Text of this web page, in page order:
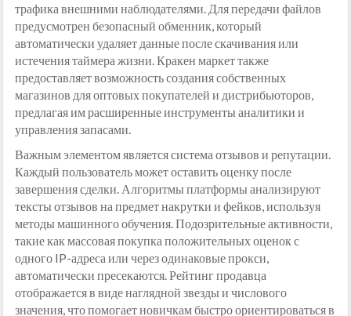
трафика внешними наблюдателями. Для передачи файлов
предусмотрен безопасный обменник, который
автоматически удаляет данные после скачивания или
истечения таймера жизни. Кракен маркет также
предоставляет возможность создания собственных
магазинов для оптовых покупателей и дистрибьюторов,
предлагая им расширенные инструменты аналитики и
управления запасами.
Важным элементом является система отзывов и репутации.
Каждый пользователь может оставить оценку после
завершения сделки. Алгоритмы платформы анализируют
тексты отзывов на предмет накрутки и фейков, используя
методы машинного обучения. Подозрительные активности,
такие как массовая покупка положительных оценок с
одного IP-адреса или через одинаковые прокси,
автоматически пресекаются. Рейтинг продавца
отображается в виде наглядной звезды и числового
значения, что помогает новичкам быстро ориентироваться в